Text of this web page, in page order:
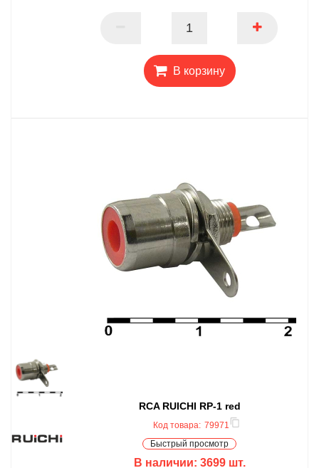
В корзину
RCA RUICHI RP-1 red
Код товара: 79971
Быстрый просмотр
В наличии: 3699шт.